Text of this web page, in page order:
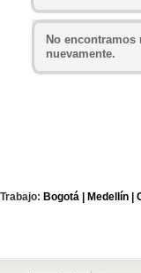
No
nuevamente.
Trabajo: Bogotá | Medellín |